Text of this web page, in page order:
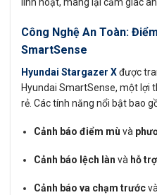
linh hoạt, mang lại cảm giác
Công Nghệ An Toàn:
SmartSense
Hyundai Stargazer Xđược
Hyundai SmartSense, một lợi
rẻ. Các tính năng nổi bật bao
Cảnh báo điểm mù và
Cảnh báo lệch làn và hỗ
Cảnh báo va chạm trước